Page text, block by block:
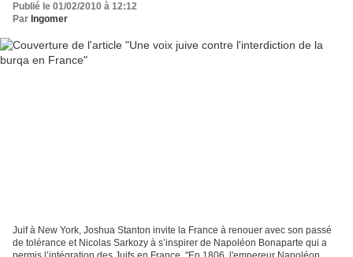
Publié le 01/02/2010 à 12:12
Par Ingomer
Juif à New York, Joshua Stanton invite la France à renouer avec son passé
de tolérance et Nicolas Sarkozy à s’inspirer de Napoléon Bonaparte qui a